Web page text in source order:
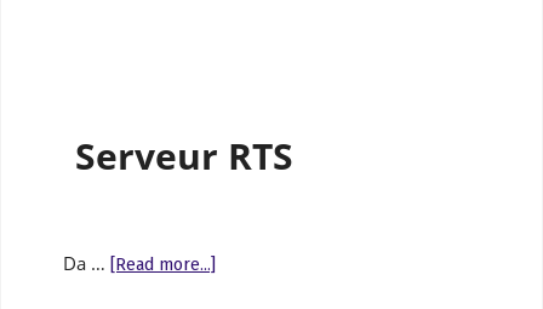
Serveur RTS
Da … [Read more...]